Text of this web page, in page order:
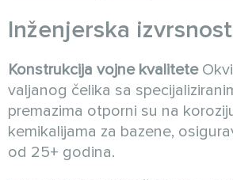
Inženjerska izvrsnost
Konstrukcija vojne kvalitete
valjanog čelika sa
premazima otporni su na
kemikalijama za bazene,
od 25+ godina.